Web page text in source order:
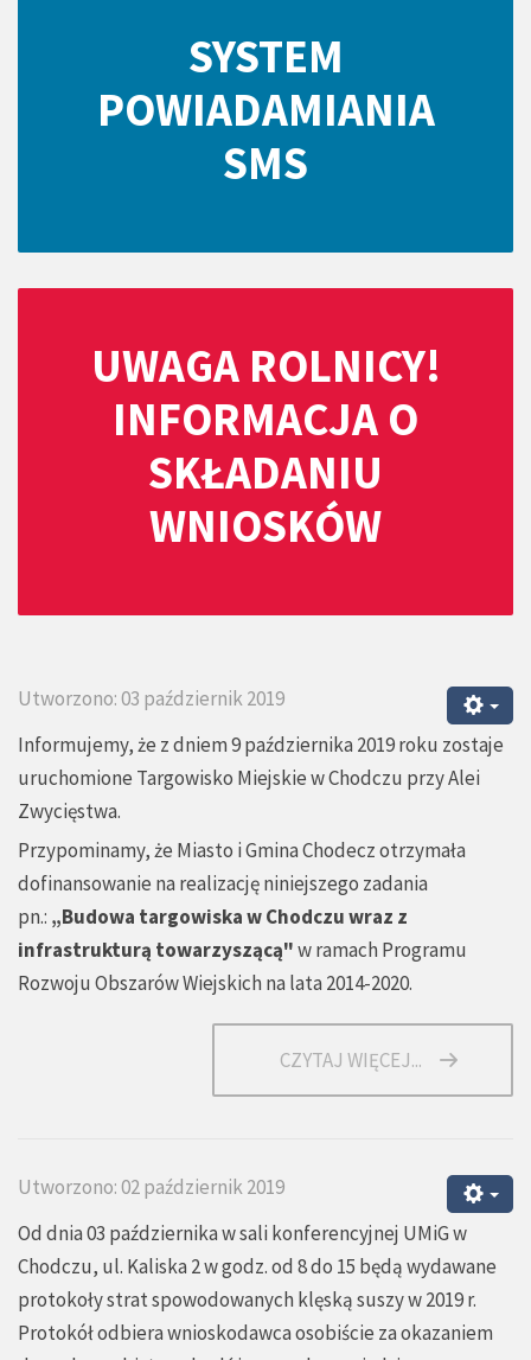
SYSTEM
POWIADAMIANIA
SMS
UWAGA ROLNICY!
INFORMACJA O
SKŁADANIU
WNIOSKÓW
Utworzono: 03 październik 2019
Informujemy, że z dniem 9 października 2019 roku zostaje
uruchomione Targowisko Miejskie w Chodczu przy Alei
Zwycięstwa.
Przypominamy, że Miasto i Gmina Chodecz otrzymała
dofinansowanie na realizację niniejszego zadania
pn.: „Budowa targowiska w Chodczu wraz z
infrastrukturą towarzyszącą"w ramach Programu
Rozwoju Obszarów Wiejskich na lata 2014-2020.
CZYTAJ WIĘCEJ...
Utworzono: 02 październik 2019
Od dnia 03 października w sali konferencyjnej UMiG w
Chodczu, ul. Kaliska 2 w godz. od 8 do 15 będą wydawane
protokoły strat spowodowanych klęską suszy w 2019 r.
Protokół odbiera wnioskodawca osobiście za okazaniem